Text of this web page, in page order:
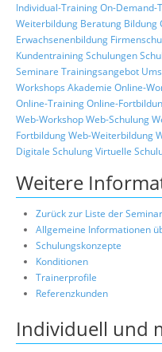
Individual-TrainingOn-Demand-
Weiterbildung Beratung Bildung
Erwachsenenbildung
KundentrainingSchulungen
Seminare Trainingsangebot
Workshops Akademie Online-
Online-TrainingOnline-
Web-WorkshopWeb-Schulung
FortbildungWeb-Weiterbildung
Digitale SchulungVirtuelle
Weitere
Zurück zur Liste der
Allgemeine Informationen
Schulungskonzepte
Konditionen
Trainerprofile
Referenzkunden
Individuell und